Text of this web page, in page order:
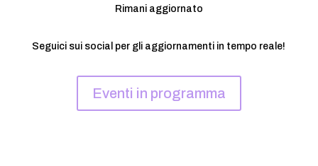
Rimani aggiornato
Seguici sui social per gli aggiornamenti in tempo reale!
Eventi in programma